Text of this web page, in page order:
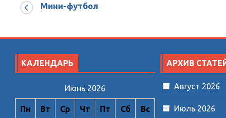
«Освобождению
от
зазватчиков».
Мини-футбол
КАЛЕНДАРЬ
Июнь 2026
Пн Вт Ср Чт Пт Сб Вс
АРХИВ
Август 2026
Июль 2026